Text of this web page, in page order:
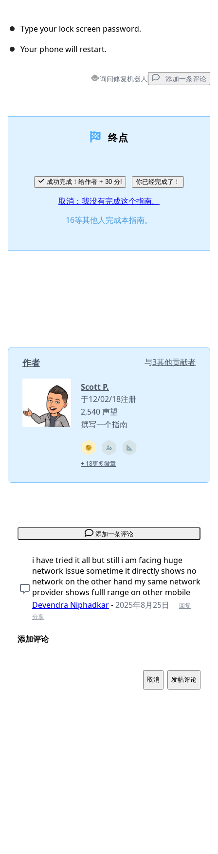
Type your lock screen password.
Your phone will restart.
询问修复机器人 添加一条评论
取消 发帖评论
终点
成功完成！给作者 + 30 分! 你已经完成了！
取消：我没有完成这个指南。
16等其他人完成本指南。
作者 与3其他贡献者
Scott P.
于12/02/18注册
2,540 声望
撰写一个指南
+ 18更多徽章
添加一条评论
i have tried it all but still i am facing huge
network issue sometime it directly shows no
network on the other hand my same network
provider shows fulll range on other mobile
Devendra Niphadkar-2025年8月25日
回复
分享
添加评论
取消 发帖评论